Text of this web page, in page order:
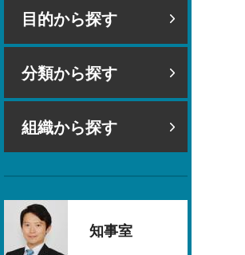
目的から探す
分類から探す
組織から探す
知事室